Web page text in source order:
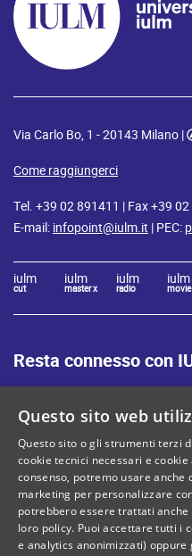
Via Carlo Bo, 1 - 20143 Milano |
Come raggiungerci
Tel. +39 02 891411 | Fax +39
E-mail: infopoint@iulm.it | PEC:
iulm
cut
iulm
master x
iulm
radio
iulm
Resta connesso con
Mappa del sito
Cookie Policy
Contatti
Questo sito web
Questo sito o gli strumenti terzi
cookie tecnici necessari e
consenso, potremo usare anche
marketing per personalizzare
potrebbero essere trattati
loro policy. Puoi accettare tutti i
e analytics anonimizzati)